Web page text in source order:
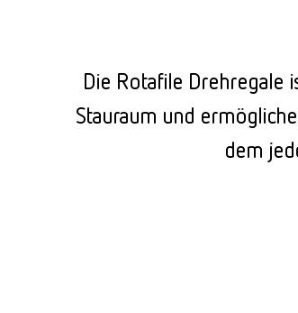
Die Rotafile Drehregale
Stauraum und
dem